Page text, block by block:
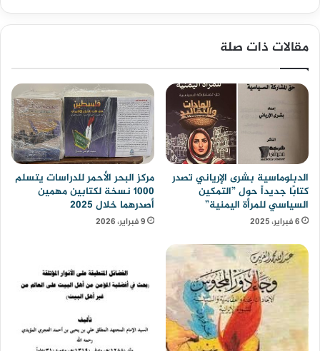
مقالات ذات صلة
الدبلوماسية بشرى الإرياني تصدر
كتابًا جديداً حول ”التمكين
السياسي للمرأة اليمنية”
6 فبراير، 2025
مركز البحر الأحمر للدراسات يتسلم
1000 نسخة لكتابين مهمين
أصدرهما خلال 2025
9 فبراير، 2026